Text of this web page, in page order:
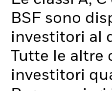
BSF sono
investitori al
Tutte le altre
investitori